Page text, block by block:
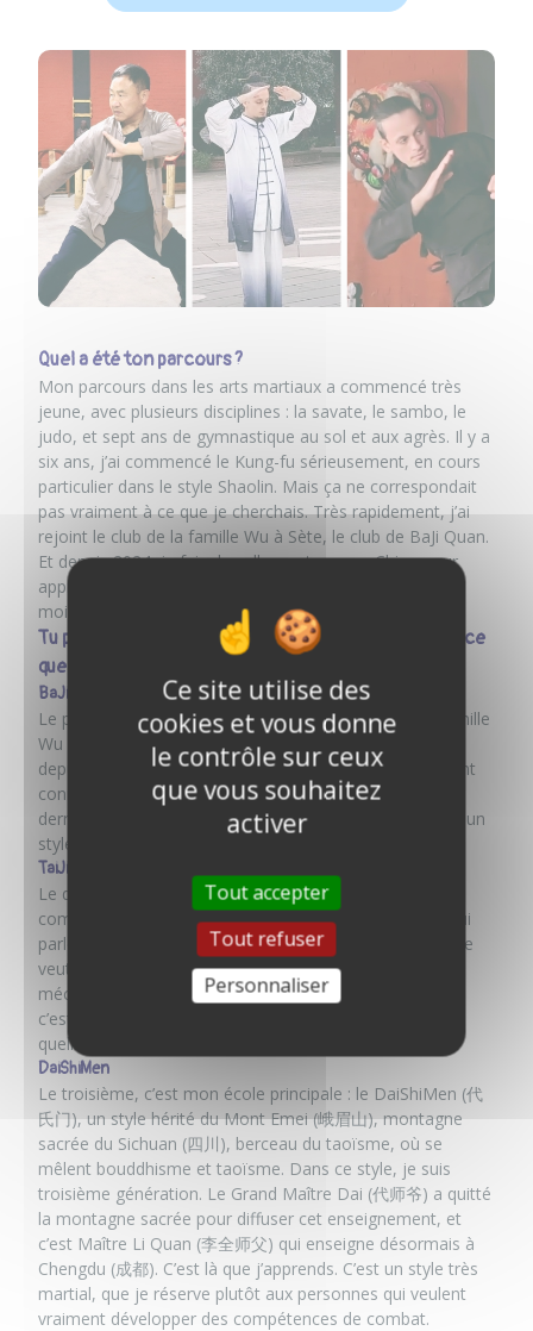
Quel a été ton parcours ?
Mon parcours dans les arts martiaux a commencé très
jeune, avec plusieurs disciplines : la savate, le sambo, le
judo, et sept ans de gymnastique au sol et aux agrès. Il y a
six ans, j’ai commencé le Kung-fu sérieusement, en cours
particulier dans le style Shaolin. Mais ça ne correspondait
pas vraiment à ce que je cherchais. Très rapidement, j’ai
rejoint le club de la famille Wu à Sète, le club de BaJi Quan.
Et depuis 2024, je fais des allers-retours en Chine pour
approfondir mon apprentissage, six mois en France, six
mois en Chine.
Tu pratiques et enseignes trois styles différents. Est-ce
que tu peux nous en parler ?
BaJi Quan
Le premier, c’est le BaJi Quan (八极拳), le style de la famille
Wu (吴). C’est un style qui se transmet de père en fils
depuis de nombreuses générations. Il est historiquement
connu pour avoir été utilisé par les gardes du corps du
dernier empereur de Chine, sous la dynastie Qing. C’est un
style très explosif, qui m’a plu immédiatement.
TaiJi Quan
Le deuxième, c’est le TaiJi Quan (太极拳), ou Tai-chi
comme on dit en France, dans le style Chen. C’est ce qui
parle au plus grand nombre, parce que tout le monde ne
veut pas forcément la bagarre. Le TaiJi travaille sur les
mécaniques internes et externes du corps. À mes yeux,
c’est une discipline fondamentale, presque obligatoire,
quelle que soit la voie qu’on choisit dans le Kung-fu.
DaiShiMen
Le troisième, c’est mon école principale : le DaiShiMen (代
氏门), un style hérité du Mont Emei (峨眉山), montagne
sacrée du Sichuan (四川), berceau du taoïsme, où se
mêlent bouddhisme et taoïsme. Dans ce style, je suis
troisième génération. Le Grand Maître Dai (代师爷) a quitté
la montagne sacrée pour diffuser cet enseignement, et
c’est Maître Li Quan (李全师父) qui enseigne désormais à
Chengdu (成都). C’est là que j’apprends. C’est un style très
martial, que je réserve plutôt aux personnes qui veulent
vraiment développer des compétences de combat.
Ce site utilise des
cookies et vous donne
le contrôle sur ceux
que vous souhaitez
activer
Tout accepter
Tout refuser
Personnaliser